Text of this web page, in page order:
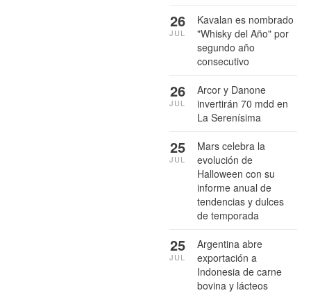
Kavalan es nombrado
"Whisky del Año" por
segundo año
consecutivo
26
JUL
Arcor y Danone
invertirán 70 mdd en
La Serenísima
26
JUL
Mars celebra la
evolución de
Halloween con su
informe anual de
tendencias y dulces
de temporada
25
JUL
Argentina abre
exportación a
Indonesia de carne
bovina y lácteos
25
JUL